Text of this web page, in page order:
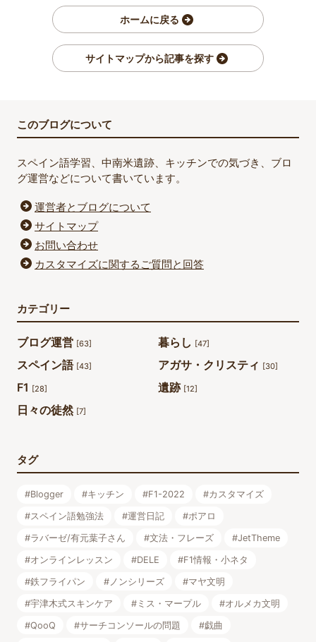
ホームに戻る
サイトマップから記事を探す
このブログについて
スペイン語学習、中南米遺跡、キッチンでの気づき、ブロ
グ運営などについて書いています。
運営者とブログについて
サイトマップ
お問い合わせ
カスタマイズに関するご質問と回答
カテゴリー
ブログ運営 [63] 暮らし [47]
スペイン語 [43] アガサ・クリスティ [30]
F1 [28] 遺跡 [12]
日々の徒然 [7]
タグ
#Blogger #キッチン #F1-2022 #カスタマイズ
#スペイン語勉強法 #運営日記 #ポアロ
#ラバーゼ/有元葉子さん #文法・フレーズ #JetTheme
#オンラインレッスン #DELE #F1情報・小ネタ
#鉄フライパン #ノンシリーズ #マヤ文明
#宇津木式スキンケア #ミス・マープル #オルメカ文明
#QooQ #サーチコンソールの問題 #戯曲